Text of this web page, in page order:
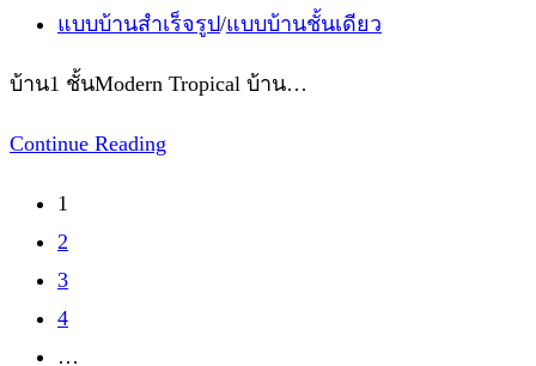
Tropical
รหัส
published:
Post
แบบบ้านสำเร็จรูป/แบบบ้านชั้นเดียว
บ้าน1 ชั้นModern Tropical บ้าน…
Continue Reading
1
2
3
4
…